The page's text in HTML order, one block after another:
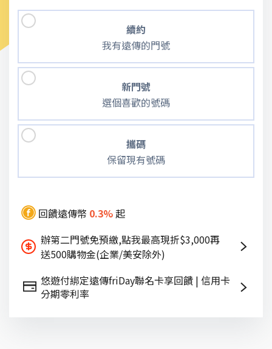
續約
我有遠傳的門號
新門號
選個喜歡的號碼
攜碼
保留現有號碼
回饋遠傳幣 0.3%起
辦第二門號免預繳,點我最高現折$3,000再
送500購物金(企業/美安除外)
悠遊付綁定遠傳friDay聯名卡享回饋 | 信用卡
分期零利率